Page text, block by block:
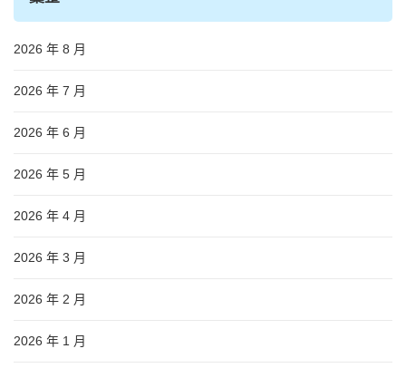
2026 年 8 月
2026 年 7 月
2026 年 6 月
2026 年 5 月
2026 年 4 月
2026 年 3 月
2026 年 2 月
2026 年 1 月